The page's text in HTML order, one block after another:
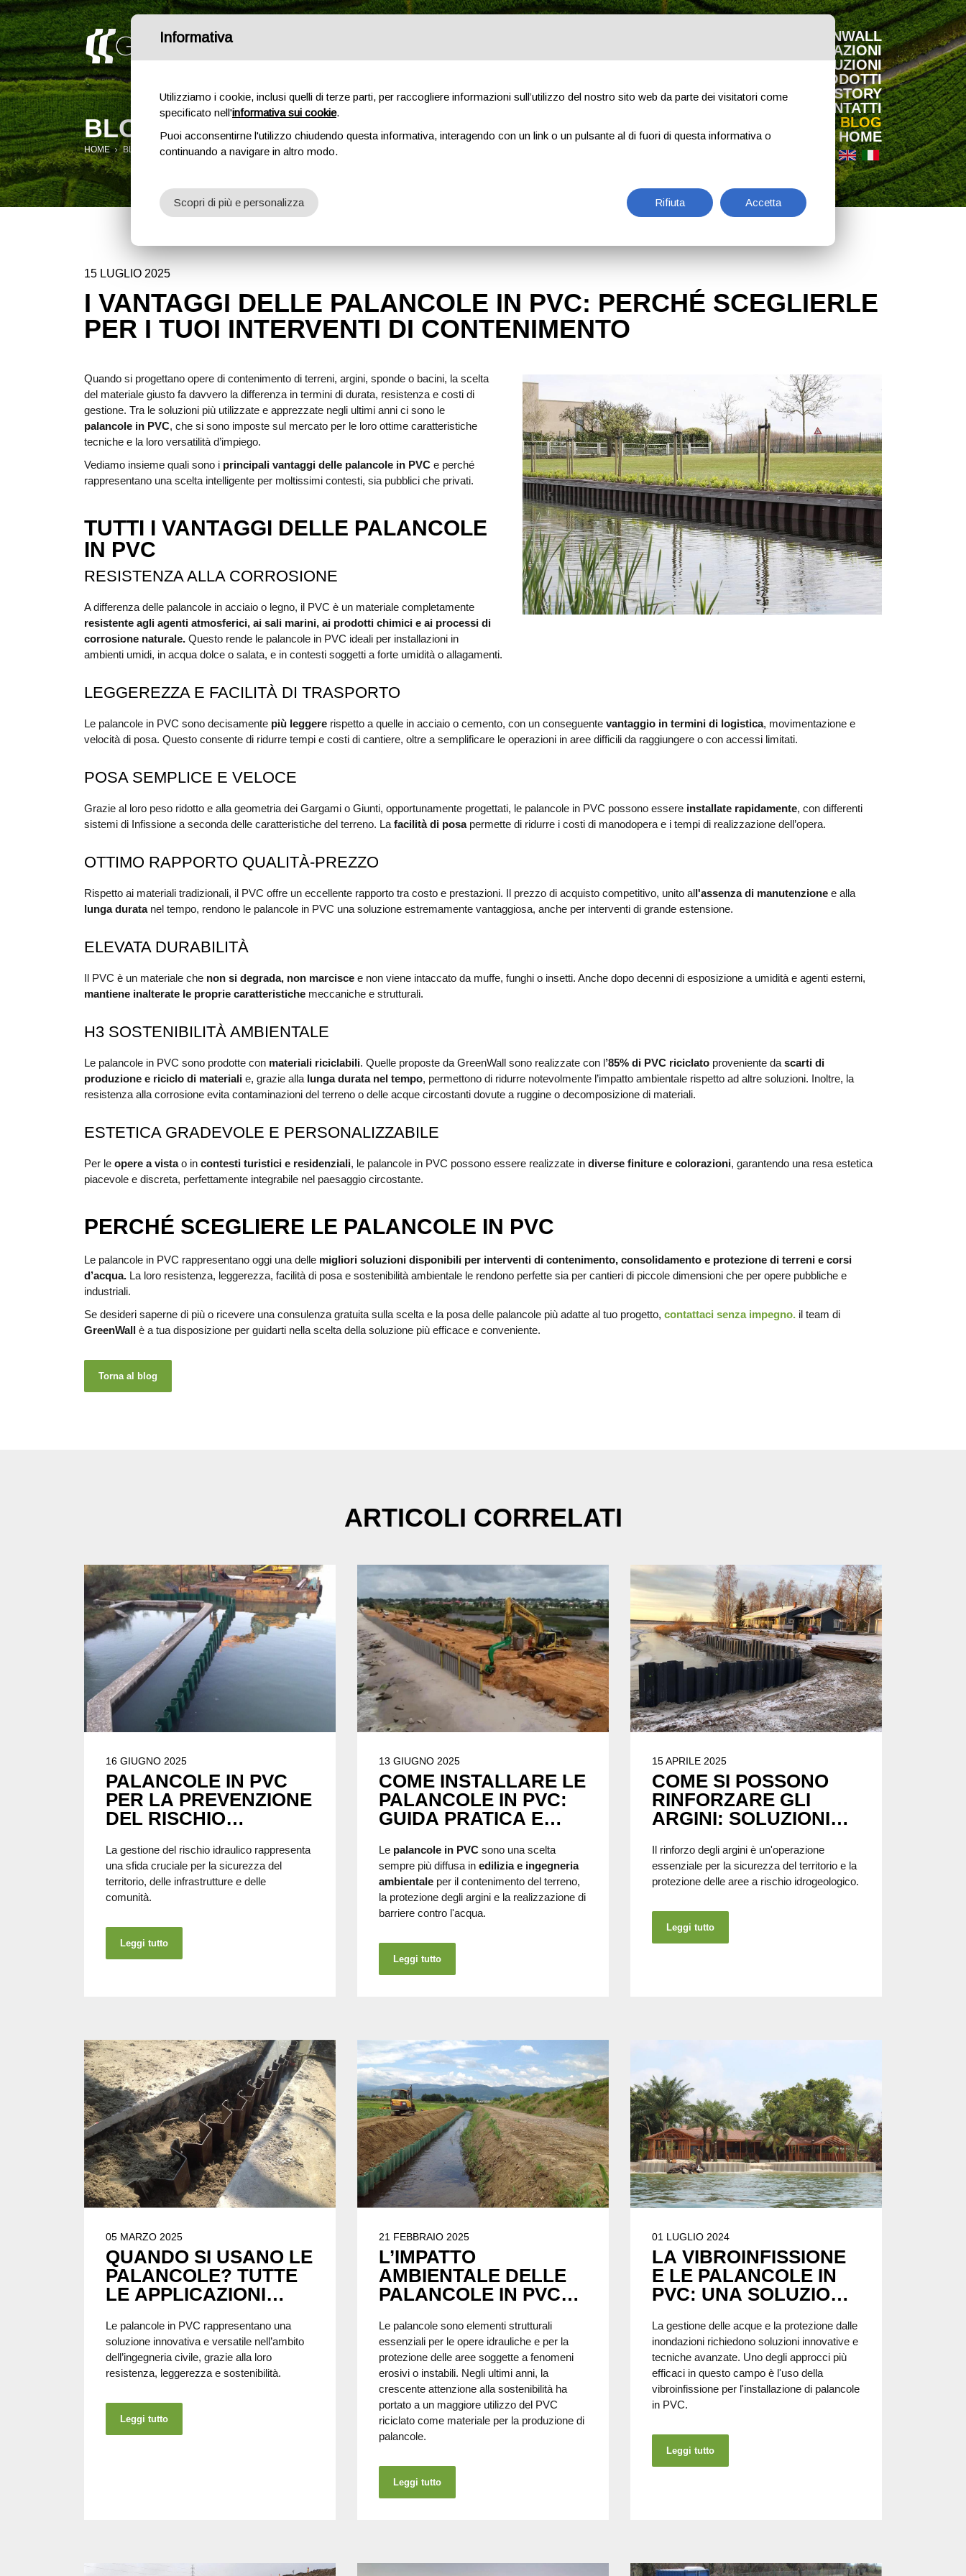
GREENWALL
APPLICAZIONI
SOLUZIONI
PRODOTTI
CASE HISTORY
CONTATTI
BLOG
HOME
BLOG
HOME BLOG
15 LUGLIO 2025
I VANTAGGI DELLE PALANCOLE IN PVC: PERCHÉ SCEGLIERLE
PER I TUOI INTERVENTI DI CONTENIMENTO
Quando si progettano opere di contenimento di terreni, argini, sponde o bacini, la scelta
del materiale giusto fa davvero la differenza in termini di durata, resistenza e costi di
gestione. Tra le soluzioni più utilizzate e apprezzate negli ultimi anni ci sono le
palancole in PVC, che si sono imposte sul mercato per le loro ottime caratteristiche
tecniche e la loro versatilità d’impiego.
Vediamo insieme quali sono i principali vantaggi delle palancole in PVC e perché
rappresentano una scelta intelligente per moltissimi contesti, sia pubblici che privati.
TUTTI I VANTAGGI DELLE PALANCOLE
IN PVC
RESISTENZA ALLA CORROSIONE
A differenza delle palancole in acciaio o legno, il PVC è un materiale completamente
resistente agli agenti atmosferici, ai sali marini, ai prodotti chimici e ai processi di
corrosione naturale. Questo rende le palancole in PVC ideali per installazioni in
ambienti umidi, in acqua dolce o salata, e in contesti soggetti a forte umidità o allagamenti.
LEGGEREZZA E FACILITÀ DI TRASPORTO
Le palancole in PVC sono decisamente più leggere rispetto a quelle in acciaio o cemento, con un conseguente vantaggio in termini di logistica, movimentazione e
velocità di posa. Questo consente di ridurre tempi e costi di cantiere, oltre a semplificare le operazioni in aree difficili da raggiungere o con accessi limitati.
POSA SEMPLICE E VELOCE
Grazie al loro peso ridotto e alla geometria dei Gargami o Giunti, opportunamente progettati, le palancole in PVC possono essere installate rapidamente, con differenti
sistemi di Infissione a seconda delle caratteristiche del terreno. La facilità di posapermette di ridurre i costi di manodopera e i tempi di realizzazione dell’opera.
OTTIMO RAPPORTO QUALITÀ-PREZZO
Rispetto ai materiali tradizionali, il PVC offre un eccellente rapporto tra costo e prestazioni. Il prezzo di acquisto competitivo, unito all'assenza di manutenzione e alla
lunga duratanel tempo, rendono le palancole in PVC una soluzione estremamente vantaggiosa, anche per interventi di grande estensione.
ELEVATA DURABILITÀ
Il PVC è un materiale che non si degrada, non marcisce e non viene intaccato da muffe, funghi o insetti. Anche dopo decenni di esposizione a umidità e agenti esterni,
mantiene inalterate le proprie caratteristiche meccaniche e strutturali.
H3 SOSTENIBILITÀ AMBIENTALE
Le palancole in PVC sono prodotte con materiali riciclabili. Quelle proposte da GreenWall sono realizzate con l’85% di PVC riciclato proveniente da scarti di
produzione e riciclo di materiali e, grazie alla lunga durata nel tempo, permettono di ridurre notevolmente l’impatto ambientale rispetto ad altre soluzioni. Inoltre, la
resistenza alla corrosione evita contaminazioni del terreno o delle acque circostanti dovute a ruggine o decomposizione di materiali.
ESTETICA GRADEVOLE E PERSONALIZZABILE
Per le opere a vistao in contesti turistici e residenziali, le palancole in PVC possono essere realizzate in diverse finiture e colorazioni, garantendo una resa estetica
piacevole e discreta, perfettamente integrabile nel paesaggio circostante.
PERCHÉ SCEGLIERE LE PALANCOLE IN PVC
Le palancole in PVC rappresentano oggi una delle migliori soluzioni disponibili per interventi di contenimento, consolidamento e protezione di terreni e corsi
d’acqua. La loro resistenza, leggerezza, facilità di posa e sostenibilità ambientale le rendono perfette sia per cantieri di piccole dimensioni che per opere pubbliche e
industriali.
Se desideri saperne di più o ricevere una consulenza gratuita sulla scelta e la posa delle palancole più adatte al tuo progetto, contattaci senza impegno. il team di
GreenWall è a tua disposizione per guidarti nella scelta della soluzione più efficace e conveniente.
Torna al blog
ARTICOLI CORRELATI
16 GIUGNO 2025
PALANCOLE IN PVC
PER LA PREVENZIONE
DEL RISCHIO
CASSE DI
LAMINAZIONE
La gestione del rischio idraulico rappresenta
una sfida cruciale per la sicurezza del
territorio, delle infrastrutture e delle
comunità.
Leggi tutto
13 GIUGNO 2025
COME INSTALLARE LE
PALANCOLE IN PVC:
GUIDA PRATICA E
Le palancole in PVC sono una scelta
sempre più diffusa in edilizia e ingegneria
ambientale per il contenimento del terreno,
la protezione degli argini e la realizzazione di
barriere contro l'acqua.
Leggi tutto
15 APRILE 2025
COME SI POSSONO
RINFORZARE GLI
ARGINI: SOLUZIONI
SOSTENIBILI PER LA
PROTEZIONE DEL
TERRITORIO
Il rinforzo degli argini è un'operazione
essenziale per la sicurezza del territorio e la
protezione delle aree a rischio idrogeologico.
Leggi tutto
05 MARZO 2025
QUANDO SI USANO LE
PALANCOLE? TUTTE
LE APPLICAZIONI
IDRAULICA
ALL’EDILIZIA URBANA
Le palancole in PVC rappresentano una
soluzione innovativa e versatile nell’ambito
dell’ingegneria civile, grazie alla loro
resistenza, leggerezza e sostenibilità.
Leggi tutto
21 FEBBRAIO 2025
L’IMPATTO
AMBIENTALE DELLE
PALANCOLE IN PVC
Le palancole sono elementi strutturali
essenziali per le opere idrauliche e per la
protezione delle aree soggette a fenomeni
erosivi o instabili. Negli ultimi anni, la
crescente attenzione alla sostenibilità ha
portato a un maggiore utilizzo del PVC
riciclato come materiale per la produzione di
palancole.
Leggi tutto
01 LUGLIO 2024
LA VIBROINFISSIONE
E LE PALANCOLE IN
PVC: UNA SOLUZIONE
GESTIONE DELLE
ACQUE
La gestione delle acque e la protezione dalle
inondazioni richiedono soluzioni innovative e
tecniche avanzate. Uno degli approcci più
efficaci in questo campo è l'uso della
vibroinfissione per l'installazione di palancole
in PVC.
Leggi tutto
Informativa
Utilizziamo i cookie, inclusi quelli di terze parti, per raccogliere informazioni sull’utilizzo del nostro sito web da parte dei visitatori come
specificato nell'informativa sui cookie.
Puoi acconsentirne l'utilizzo chiudendo questa informativa, interagendo con un link o un pulsante al di fuori di questa informativa o
continuando a navigare in altro modo.
Rifiuta Accetta
Scopri di più e personalizza